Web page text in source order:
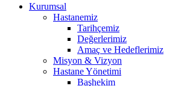
Kurumsal
Hastanemiz
Tarihçemiz
Değerlerimiz
Amaç ve Hedeflerimiz
Misyon & Vizyon
Hastane Yönetimi
Başhekim